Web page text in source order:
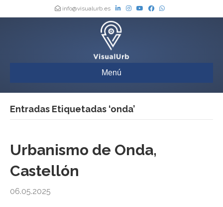
info@visualurb.es
Menú
Entradas Etiquetadas ‘onda’
Urbanismo de Onda,
Castellón
06.05.2025